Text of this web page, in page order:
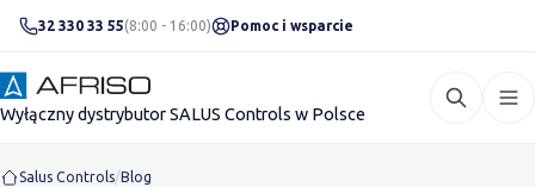
32 330 33 55(8:00 - 16:00) Pomoc i wsparcie
Wyłączny dystrybutor SALUS Controls w Polsce
Salus Controls/ Blog